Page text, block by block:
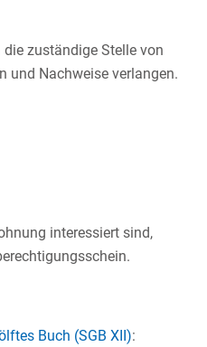
zuständige Stelle von
und Nachweise verlangen.
interessiert sind,
Buch (SGB XII):